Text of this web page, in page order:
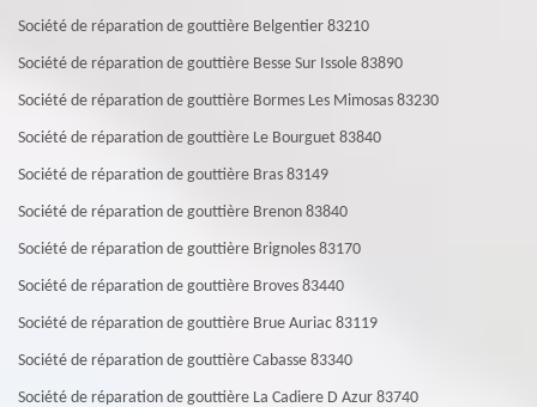
Société de réparation de gouttière Belgentier 83210
Société de réparation de gouttière Besse Sur Issole 83890
Société de réparation de gouttière Bormes Les Mimosas 83230
Société de réparation de gouttière Le Bourguet 83840
Société de réparation de gouttière Bras 83149
Société de réparation de gouttière Brenon 83840
Société de réparation de gouttière Brignoles 83170
Société de réparation de gouttière Broves 83440
Société de réparation de gouttière Brue Auriac 83119
Société de réparation de gouttière Cabasse 83340
Société de réparation de gouttière La Cadiere D Azur 83740